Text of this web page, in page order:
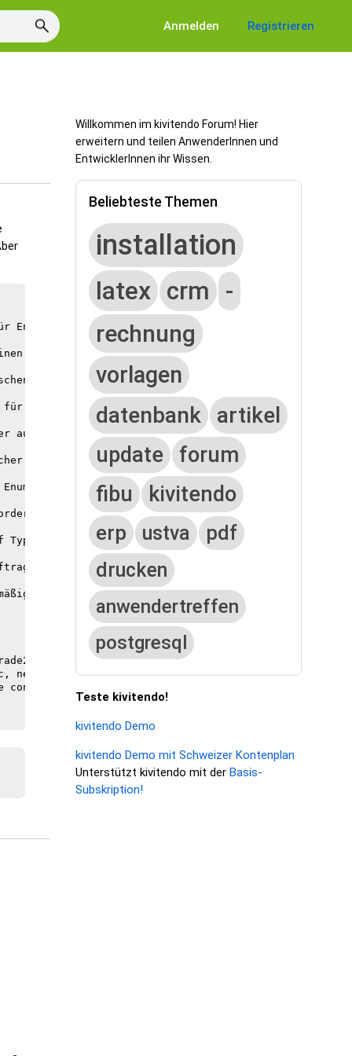
Anmelden Registrieren
der Stammdatenpreise
identifier und referenzieren prozentualen rabatt
Preisen Beschreibung und Bemerkungen/Langtext
Auftragseingänge
auch für Angebotseingänge
auch für Lieferantenauftragsbestätigungen
ändern
to record_type enum
Enum setzen
Eingang (sales_order_intake)
Aktualisieren der Employee-Basisdaten aus der
update_employee_base_data.sql containing the
next_run_at) VALUES ('interval',
"background_jobs_pkey"
Willkommen im kivitendo Forum! Hier
erweitern und teilen AnwenderInnen und
EntwicklerInnen ihr Wissen.
Beliebteste Themen
installation
latex crm
-
rechnung
vorlagen
datenbank artikel
update
forum
fibu
kivitendo
erp ustva
pdf
drucken
anwendertreffen
postgresql
Teste kivitendo!
kivitendo Demo
kivitendo Demo mit Schweizer Kontenplan
Unterstützt kivitendo mit der Basis-
Subskription!